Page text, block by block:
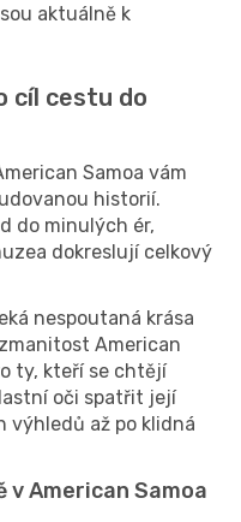
aktuálně k
cíl cestu do
Samoa vám
historií.
do minulých ér,
dokreslují celkový
nespoutaná krása
American
ty, kteří se chtějí
oči spatřit její
výhledů až po klidná
v American Samoa